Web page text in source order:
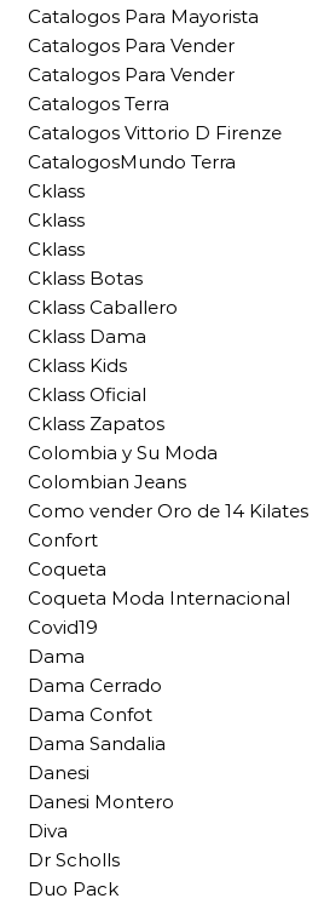
Catalogos Para Mayorista
Catalogos Para Vender
Catalogos Para Vender
Catalogos Terra
Catalogos Vittorio D Firenze
CatalogosMundo Terra
Cklass
Cklass
Cklass
Cklass Botas
Cklass Caballero
Cklass Dama
Cklass Kids
Cklass Oficial
Cklass Zapatos
Colombia y Su Moda
Colombian Jeans
Como vender Oro de 14 Kilates
Confort
Coqueta
Coqueta Moda Internacional
Covid19
Dama
Dama Cerrado
Dama Confot
Dama Sandalia
Danesi
Danesi Montero
Diva
Dr Scholls
Duo Pack